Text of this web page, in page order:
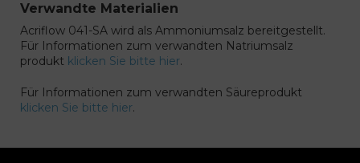
Verwandte Materialien
Acriflow 041-SA wird als Ammoniumsalz bereitgestellt.
Für Informationen zum verwandten Natriumsalz
produkt klicken Sie bitte hier.
Für Informationen zum verwandten Säureprodukt
klicken Sie bitte hier.